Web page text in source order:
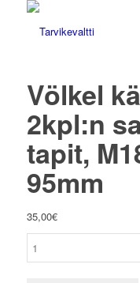
Völkel
2kpl:n
tapit,
95mm
35,00€